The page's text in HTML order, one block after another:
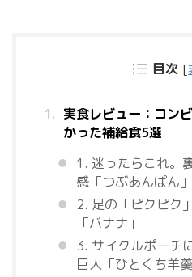
目次 [
実食レビュー：コン
かった補給食5選
1. 迷ったらこれ。
感「つぶあんぱん」
2. 足の「ピクピク
「バナナ」
3. サイクルポーチ
巨人「ひとくち羊羹